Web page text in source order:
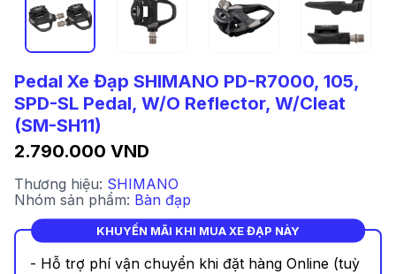
Pedal Xe Đạp SHIMANO PD-R7000, 105,
SPD-SL Pedal, W/O Reflector, W/Cleat
(SM-SH11)
2.790.000 VND
Thương hiệu: SHIMANO
Nhóm sản phẩm: Bàn đạp
KHUYẾN MÃI KHI MUA XE ĐẠP NÀY
- Hỗ trợ phí vận chuyển khi đặt hàng Online (tuỳ